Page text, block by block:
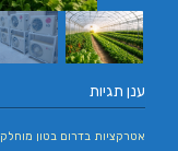
ענן תגיות
אטרקציות בדרום בטון מוחלק